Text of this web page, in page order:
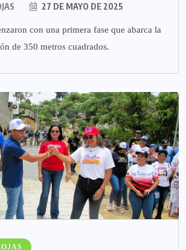
27 DE MAYO DE 2025
con una primera fase que abarca la
de 350 metros cuadrados.